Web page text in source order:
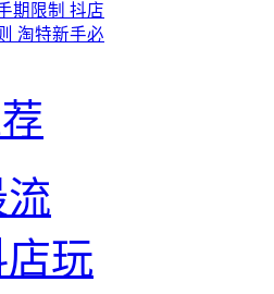
期限制 抖店
淘特新手必
玩